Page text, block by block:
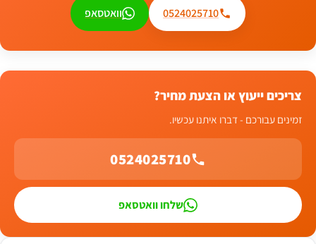
0524025710 וואטסאפ
צריכים ייעוץ או הצעת מחיר?
זמינים עבורכם - דברו איתנו עכשיו.
0524025710
שלחו וואטסאפ